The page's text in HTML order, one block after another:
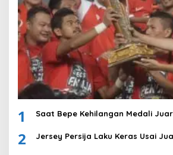
1 Saat Bepe Kehilangan Medali
2 Jersey Persija Laku Keras Usai